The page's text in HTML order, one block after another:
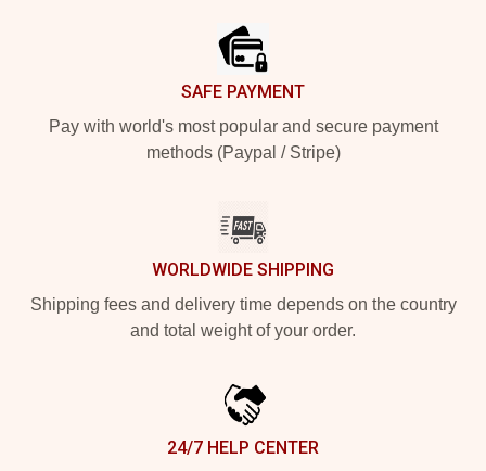
SAFE PAYMENT
Pay with world's most popular and secure payment
methods (Paypal / Stripe)
WORLDWIDE SHIPPING
Shipping fees and delivery time depends on the country
and total weight of your order.
24/7 HELP CENTER